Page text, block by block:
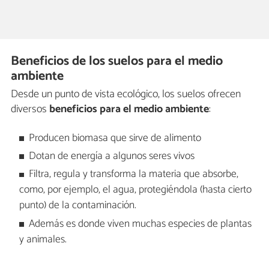
Beneficios de los suelos para el medio
ambiente
Desde un punto de vista ecológico, los suelos ofrecen
diversos beneficios para el medio ambiente:
Producen biomasa que sirve de alimento
Dotan de energía a algunos seres vivos
Filtra, regula y transforma la materia que absorbe,
como, por ejemplo, el agua, protegiéndola (hasta cierto
punto) de la contaminación.
Además es donde viven muchas especies de plantas
y animales.